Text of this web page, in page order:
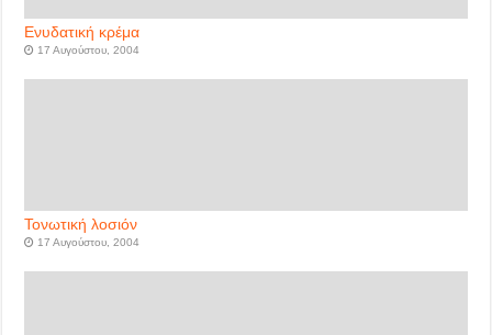
Ενυδατική κρέμα
17 Αυγούστου, 2004
Τονωτική λοσιόν
17 Αυγούστου, 2004